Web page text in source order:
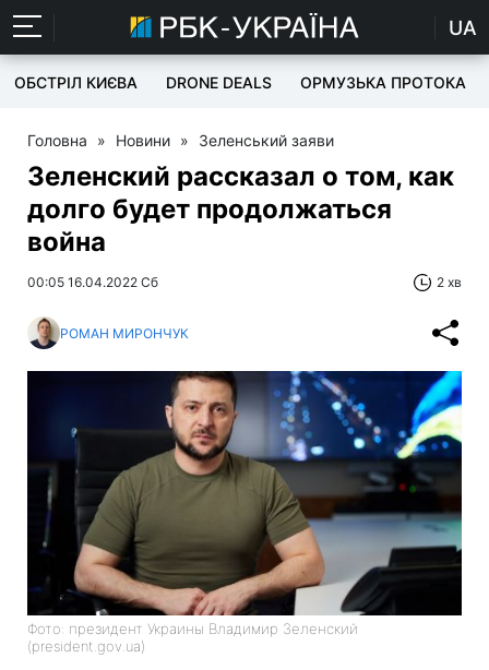
UA
ОБСТРІЛ КИЄВА DRONE DEALS ОРМУЗЬКА ПРОТОКА
Головна » Новини » Зеленський заяви
Зеленский рассказал о том, как
долго будет продолжаться
война
00:05 16.04.2022 Сб 2 хв
РОМАН МИРОНЧУК
Фото: президент Украины Владимир Зеленский
(president.gov.ua)